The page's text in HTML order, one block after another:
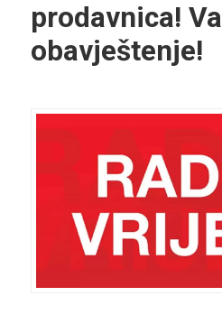
prodavnica!
obavještenje!